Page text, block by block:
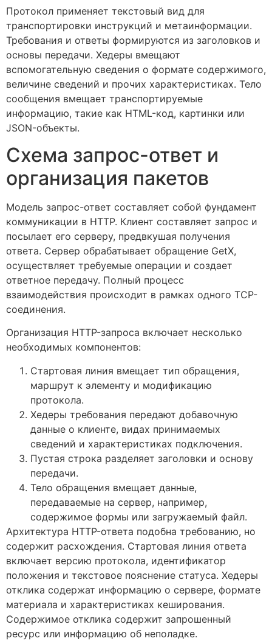
Протокол применяет текстовый вид для
транспортировки инструкций и метаинформации.
Требования и ответы формируются из заголовков и
основы передачи. Хедеры вмещают
вспомогательную сведения о формате содержимого,
величине сведений и прочих характеристиках. Тело
сообщения вмещает транспортируемые
информацию, такие как HTML-код, картинки или
JSON-объекты.
Схема запрос-ответ и
организация пакетов
Модель запрос-ответ составляет собой фундамент
коммуникации в HTTP. Клиент составляет запрос и
посылает его серверу, предвкушая получения
ответа. Сервер обрабатывает обращение GetX,
осуществляет требуемые операции и создает
ответное передачу. Полный процесс
взаимодействия происходит в рамках одного TCP-
соединения.
Организация HTTP-запроса включает несколько
необходимых компонентов:
Стартовая линия вмещает тип обращения,
маршрут к элементу и модификацию
протокола.
Хедеры требования передают добавочную
данные о клиенте, видах принимаемых
сведений и характеристиках подключения.
Пустая строка разделяет заголовки и основу
передачи.
Тело обращения вмещает данные,
передаваемые на сервер, например,
содержимое формы или загружаемый файл.
Архитектура HTTP-ответа подобна требованию, но
содержит расхождения. Стартовая линия ответа
включает версию протокола, идентификатор
положения и текстовое пояснение статуса. Хедеры
отклика содержат информацию о сервере, формате
материала и характеристиках кеширования.
Содержимое отклика содержит запрошенный
ресурс или информацию об неполадке.